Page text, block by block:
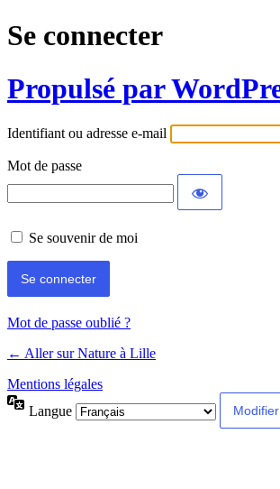
Se connecter
Propulsé par
Identifiant ou adresse e-mail
Mot de passe
Se souvenir de moi
Mot de passe oublié ?
← Aller sur Nature à Lille
Mentions légales
Langue